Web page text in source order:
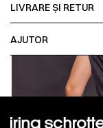
LIVRARE ȘI RETUR
AJUTOR